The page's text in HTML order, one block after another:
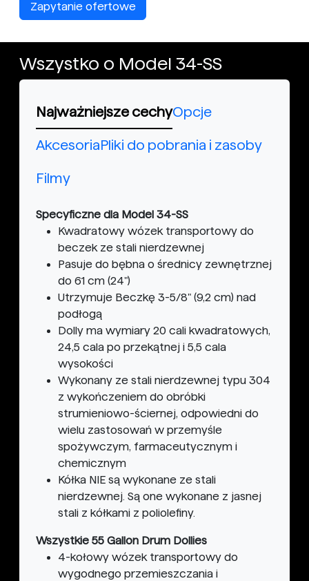
Zapytanie ofertowe
Wszystko o Model 34-SS
Najważniejsze cechyOpcje
AkcesoriaPliki do pobrania i zasoby
Filmy
Specyficzne dla Model 34-SS
Kwadratowy wózek transportowy do
beczek ze stali nierdzewnej
Pasuje do bębna o średnicy zewnętrznej
do 61 cm (24")
Utrzymuje Beczkę 3-5/8" (9,2 cm) nad
podłogą
Dolly ma wymiary 20 cali kwadratowych,
24,5 cala po przekątnej i 5,5 cala
wysokości
Wykonany ze stali nierdzewnej typu 304
z wykończeniem do obróbki
strumieniowo-ściernej, odpowiedni do
wielu zastosowań w przemyśle
spożywczym, farmaceutycznym i
chemicznym
Kółka NIE są wykonane ze stali
nierdzewnej. Są one wykonane z jasnej
stali z kółkami z poliolefiny.
Wszystkie 55 Gallon Drum Dollies
4-kołowy wózek transportowy do
wygodnego przemieszczania i